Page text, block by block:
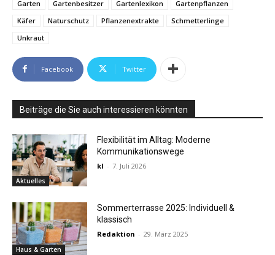
Garten Gartenbesitzer Gartenlexikon
Gartenpflanzen
Käfer
Naturschutz Pflanzenextrakte
Schmetterlinge
Unkraut
Facebook Twitter
Beiträge die Sie auch interessieren könnten
Aktuelles
Flexibilität im Alltag: Moderne
Kommunikationswege
kl - 7. Juli 2026
Haus & Garten
Sommerterrasse 2025: Individuell &
klassisch
Redaktion - 29. März 2025